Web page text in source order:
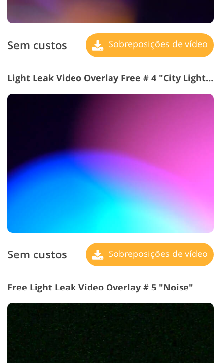
Sem custos Sobreposições de vídeo
Light Leak Video Overlay Free # 4 "City Lights"
Sem custos Sobreposições de vídeo
Free Light Leak Video Overlay # 5 "Noise"